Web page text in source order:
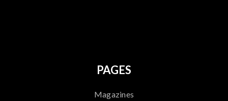
PAGES
Magazines